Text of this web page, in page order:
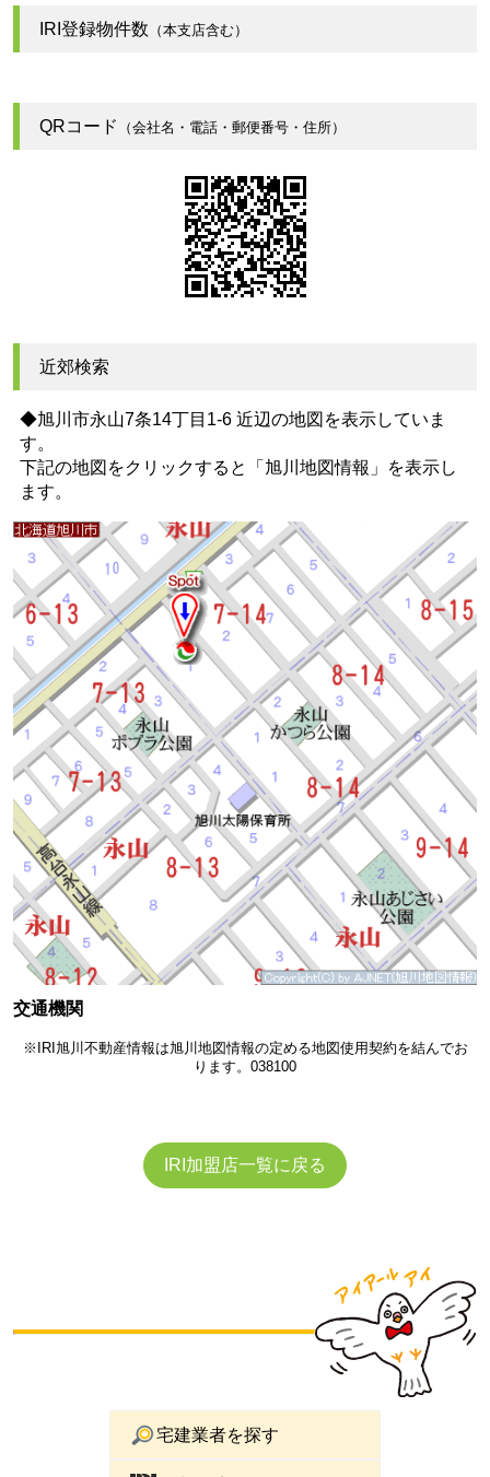
IRI登録物件数 （本支店含む）
QRコード （会社名・電話・郵便番号・住所）
近郊検索
◆旭川市永山7条14丁目1-6 近辺の地図を表示していま
す。
下記の地図をクリックすると
「旭川地図情報」
を表示し
ます。
交通機関
※IRI旭川不動産情報は旭川地図情報の定める地図使用契約を結んでお
ります。038100
IRI加盟店一覧に戻る
宅建業者を探す